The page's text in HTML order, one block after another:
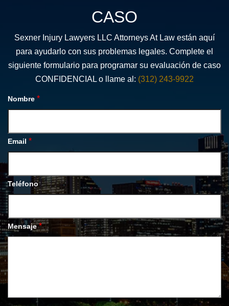
CASO
Sexner Injury Lawyers LLC Attorneys At Law están aquí
para ayudarlo con sus problemas legales. Complete el
siguiente formulario para programar su evaluación de caso
CONFIDENCIAL o llame al: (312) 243-9922
Nombre *
Email *
Teléfono
Mensaje *